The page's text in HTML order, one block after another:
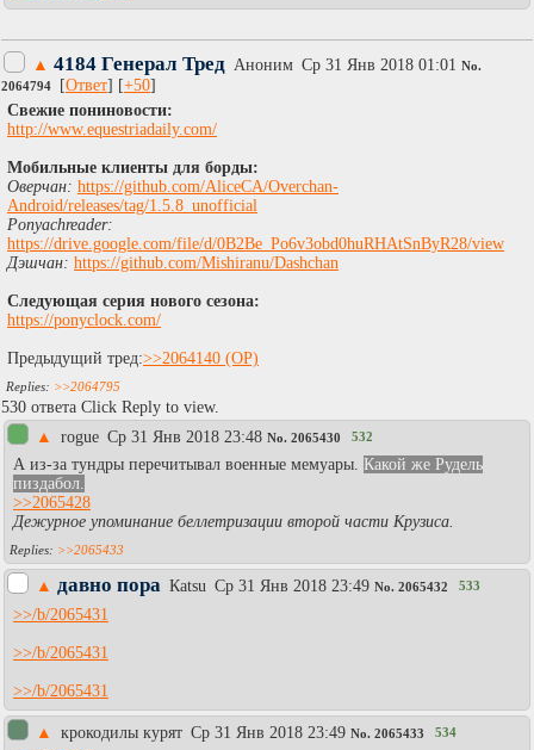
▲ 4184 Генерал Тред Аноним Ср 31 Янв 2018 01:01 No.
2064794
[Ответ] [+50]
Свежие пониновости:
http://www.equestriadaily.com/
Мобильные клиенты для борды:
Оверчан: https://github.com/AliceCA/Overchan-
Android/releases/tag/1.5.8_unofficial
Ponyachreader:
https://drive.google.com/file/d/0B2Be_Po6v3obd0huRHAtSnByR28/view
Дэшчан: https://github.com/Mishiranu/Dashchan
Следующая серия нового сезона:
https://ponyclock.com/
Предыдущий тред:>>2064140
>>2064795
530 ответа Click Reply to view.
▲
rogue Ср 31 Янв 2018 23:48 No. 2065430 532
А из-за тундры перечитывал военные мемуары. Какой же Рудель
пиздабол.
>>2065428
Дежурное упоминание беллетризации второй части Крузиса.
>>2065433
▲ давно пора Каtsu Ср 31 Янв 2018 23:49 No. 2065432 533
>>/b/2065431
>>/b/2065431
>>/b/2065431
▲ крокодилы курят Ср 31 Янв 2018 23:49 No. 2065433 534